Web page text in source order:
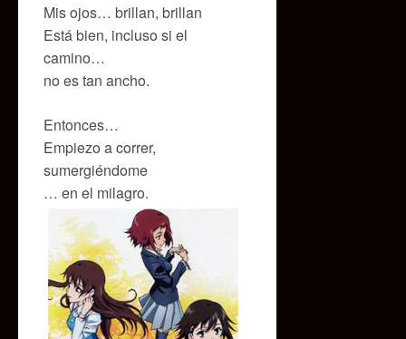
Mis ojos… brillan, brillan
Está bien, incluso si el
camino…
no es tan ancho.
Entonces…
Empiezo a correr,
sumergiéndome
… en el milagro.